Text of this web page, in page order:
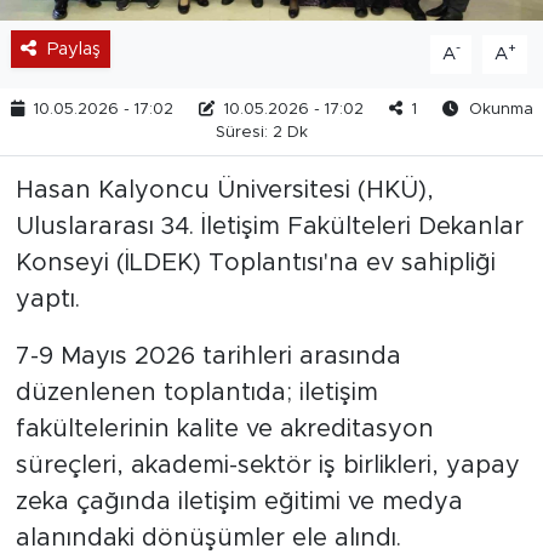
Paylaş A- A+
10.05.2026 - 17:02 10.05.2026 - 17:02 1
Okunma
Süresi: 2 Dk
Hasan Kalyoncu Üniversitesi (HKÜ),
Uluslararası 34. İletişim Fakülteleri Dekanlar
Konseyi (İLDEK) Toplantısı'na ev sahipliği
yaptı.
7-9 Mayıs 2026 tarihleri arasında
düzenlenen toplantıda; iletişim
fakültelerinin kalite ve akreditasyon
süreçleri, akademi-sektör iş birlikleri, yapay
zeka çağında iletişim eğitimi ve medya
alanındaki dönüşümler ele alındı.